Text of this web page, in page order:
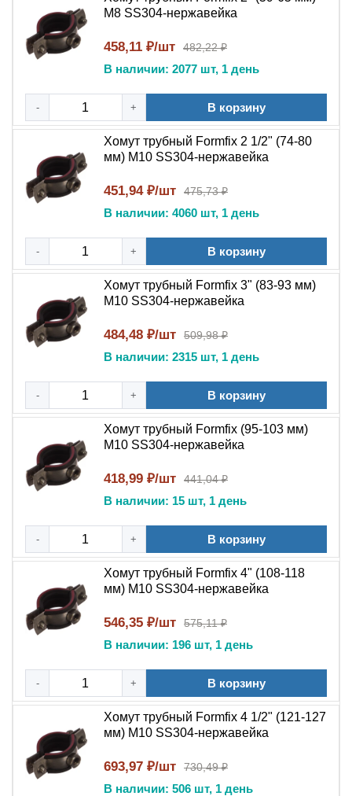
монтажных работ.
Часто задаваемые вопросы (FAQ)
Для каких типов труб подходит хомут Formfix?
металлопластиковых труб, а также для кабельных
трасс, шлангов и воздуховодов соответствующего
Как подобрать размер хомута?
Измерьте внешний диаметр трубы или
фиксируемого объекта в месте фиксации и
выберите хомут, номинальный диаметр которого
соответствует этому значению.
Можно ли использовать хомут для
подвесного монтажа?
Да, хомут может крепиться на резьбовую шпильку
для подвесного монтажа к потолку или траверсе.
Подходит ли хомут для наружного
применения?
хорошую коррозионную стойкость для наружного
монтажа в большинстве климатических условий.
Инструкция для монтажа и демонтажа
Очистите поверхность трубы или фиксируемого
объекта в месте установки от грязи и загрязнений.
обеспечив правильное положение.
При фланцевом креплении: приложите хомут к
несущей поверхности, отметьте точки крепления,
просверлите отверстия и зафиксируйте хомут
болтами или анкерами.
При креплении на шпильку: навинтите хомут на
предварительно установленную резьбовую
Для демонтажа ослабьте крепление, снимите
хомут с несущей конструкции и извлеките
фиксируемый объект.
Выгода
М8 SS304-нержавейка
458,11 ₽/шт 482,22 ₽
В наличии: 2077 шт, 1 день
- + В корзину
Хомут трубный Formfix 2 1/2" (74-80
мм) М10 SS304-нержавейка
451,94 ₽/шт 475,73 ₽
В наличии: 4060 шт, 1 день
- + В корзину
Хомут трубный Formfix 3" (83-93 мм)
М10 SS304-нержавейка
484,48 ₽/шт 509,98 ₽
В наличии: 2315 шт, 1 день
- + В корзину
Хомут трубный Formfix (95-103 мм)
М10 SS304-нержавейка
418,99 ₽/шт 441,04 ₽
В наличии: 15 шт, 1 день
- + В корзину
Хомут трубный Formfix 4" (108-118
мм) М10 SS304-нержавейка
546,35 ₽/шт 575,11 ₽
В наличии: 196 шт, 1 день
- + В корзину
Хомут трубный Formfix 4 1/2" (121-127
мм) М10 SS304-нержавейка
693,97 ₽/шт 730,49 ₽
В наличии: 506 шт, 1 день